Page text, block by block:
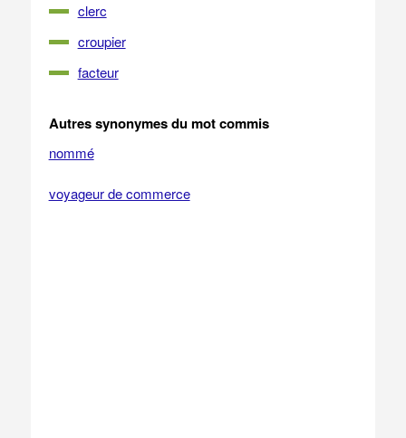
clerc
croupier
facteur
Autres synonymes du mot commis
nommé
voyageur de commerce